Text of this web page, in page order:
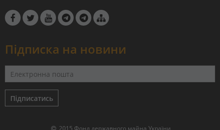
Підписка на новини
Підписатись
2015 Фонд державного майна України